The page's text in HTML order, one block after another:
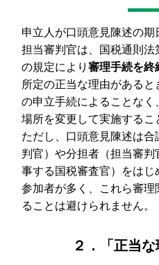
申立人が口頭意見陳述の期
担当審判官は、国税通則
の規定により審理手続を終
所定の正当な理由がある
の申立手続によることな
場所を変更して実施するこ
ただし、口頭意見陳述は
判官）や分担者（担当審
事する国税審査官）をは
参加者が多く、これら審
ることは避けられません。
２．「正当